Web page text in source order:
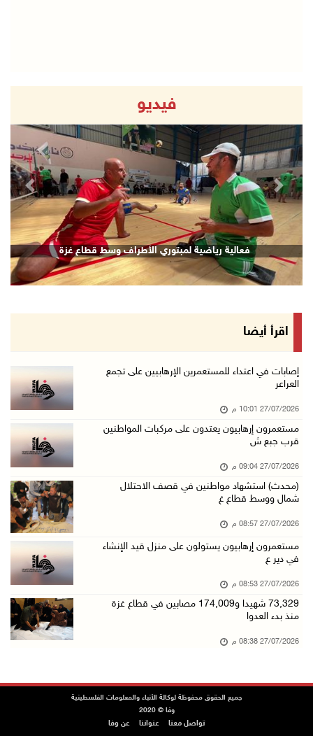
فيديو
فعالية رياضية لمبتوري الأطراف وسط قطاع
Next
اقرأ أيضا
إصابات في اعتداء للمستعمرين الإرهابيين على تجمع
العراعر
27/07/2026 10:01 م
مستعمرون إرهابيون يعتدون على مركبات المواطنين
قرب جبع ش
27/07/2026 09:04 م
(محدث) استشهاد مواطنين في قصف الاحتلال
شمال ووسط قطاع غ
27/07/2026 08:57 م
مستعمرون إرهابيون يستولون على منزل قيد الإنشاء
في دير ع
27/07/2026 08:53 م
73,329 شهيدا و174,009 مصابين في قطاع غزة
منذ بدء العدوا
27/07/2026 08:38 م
جميع الحقوق محفوظة لوكالة الأنباء والمعلومات الفلسطينية
وفا © 2020
تواصل معنا عنواننا عن وفا